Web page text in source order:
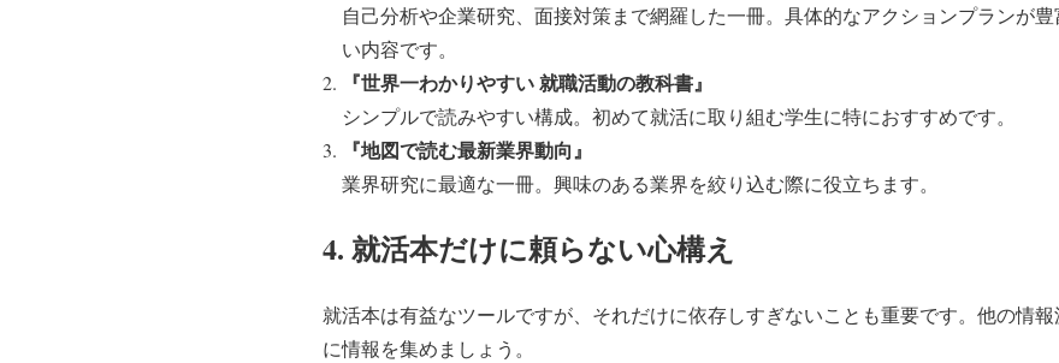
自己分析や企業研究、面接対策まで網羅した一冊。具体的なアクションプランが
い内容です。
『世界一わかりやすい 就職活動の教科書』
シンプルで読みやすい構成。初めて就活に取り組む学生に特におすすめです。
『地図で読む最新業界動向』
業界研究に最適な一冊。興味のある業界を絞り込む際に役立ちます。
4. 就活本だけに頼らない心構え
就活本は有益なツールですが、それだけに依存しすぎないことも重要です。他の情
に情報を集めましょう。